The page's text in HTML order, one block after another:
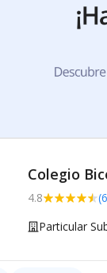
Colegio
4.8
Particular